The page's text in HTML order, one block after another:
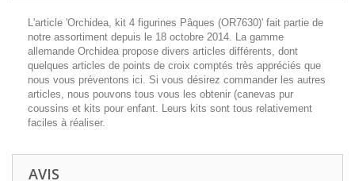
L'article 'Orchidea, kit 4 figurines Pâques (OR7630)' fait partie de
notre assortiment depuis le 18 octobre 2014. La gamme
allemande Orchidea propose divers articles différents, dont
quelques articles de points de croix comptés très appréciés que
nous vous préventons ici. Si vous désirez commander les autres
articles, nous pouvons tous vous les obtenir (canevas pur
coussins et kits pour enfant. Leurs kits sont tous relativement
faciles à réaliser.
AVIS